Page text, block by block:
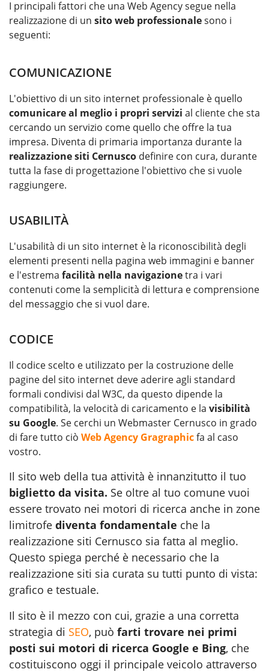
I principali fattori che una Web Agency segue nella
realizzazione di un sito web professionalesono i
seguenti:
COMUNICAZIONE
L'obiettivo di un sito internet professionale è quello
comunicare al meglio i propri servizi al cliente che sta
cercando un servizio come quello che offre la tua
impresa. Diventa di primaria importanza durante la
realizzazione siti Cernusco definire con cura, durante
tutta la fase di progettazione l'obiettivo che si vuole
raggiungere.
USABILITÀ
L'usabilità di un sito internet è la riconoscibilità degli
elementi presenti nella pagina web immagini e banner
e l'estrema facilità nella navigazionetra i vari
contenuti come la semplicità di lettura e comprensione
del messaggio che si vuol dare.
CODICE
Il codice scelto e utilizzato per la costruzione delle
pagine del sito internet deve aderire agli standard
formali condivisi dal W3C, da questo dipende la
compatibilità, la velocità di caricamento e la visibilità
su Google. Se cerchi un Webmaster Cernusco in grado
di fare tutto ciò Web Agency Gragraphicfa al caso
vostro.
Il sito web della tua attività è innanzitutto il tuo
biglietto da visita. Se oltre al tuo comune vuoi
essere trovato nei motori di ricerca anche in zone
limitrofe diventa fondamentale che la
realizzazione siti Cernusco sia fatta al meglio.
Questo spiega perché è necessario che la
realizzazione siti sia curata su tutti punto di vista:
grafico e testuale.
Il sito è il mezzo con cui, grazie a una corretta
strategia di SEO, può farti trovare nei primi
posti sui motori di ricerca Google e Bing, che
costituiscono oggi il principale veicolo attraverso